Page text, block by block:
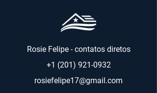
Rosie Felipe - contatos diretos
+1 (201) 921-0932
rosiefelipe17@gmail.com